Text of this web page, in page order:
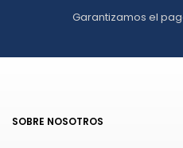
Garantizamos el
SOBRE NOSOTROS